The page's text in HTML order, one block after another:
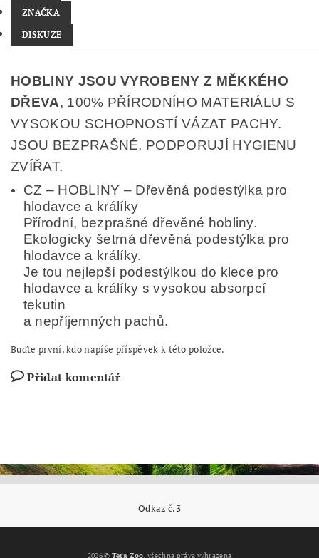
ZNAČKA
DISKUZE
HOBLINY JSOU VYROBENY Z MĚKKÉHO
DŘEVA, 100% PŘÍRODNÍHO MATERIÁLU S
VYSOKOU SCHOPNOSTÍ VÁZAT PACHY.
JSOU BEZPRAŠNÉ, PODPORUJÍ HYGIENU
ZVÍŘAT.
CZ – HOBLINY – Dřevěná podestýlka pro
hlodavce a králíky
Přírodní, bezprašné dřevěné hobliny.
Ekologicky šetrná dřevěná podestýlka pro
hlodavce a králíky.
Je tou nejlepší podestýlkou do klece pro
hlodavce a králíky s vysokou absorpcí
tekutin
a nepříjemných pachů.
Buďte první, kdo napíše příspěvek k této položce.
Přidat komentář
Odkaz č.3
2026 © Tera Zoo, všechna práva vyhrazena